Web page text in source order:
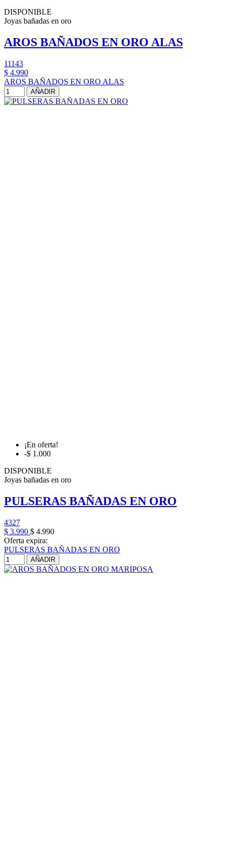
DISPONIBLE
Joyas bañadas en oro
AROS BAÑADOS EN ORO ALAS
11143
$ 4.990
AROS BAÑADOS EN ORO ALAS
AÑADIR
¡En oferta!
-$ 1.000
DISPONIBLE
Joyas bañadas en oro
PULSERAS BAÑADAS EN ORO
4327
$ 3.990 $ 4.990
Oferta expira:
PULSERAS BAÑADAS EN ORO
AÑADIR